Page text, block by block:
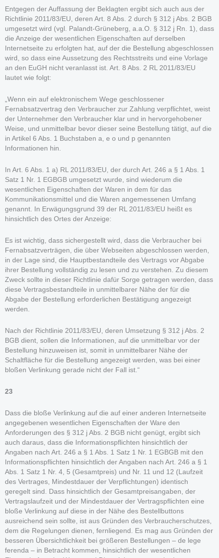
Entgegen der Auffassung der Beklagten ergibt sich auch aus der
Richtlinie 2011/83/EU, deren Art. 8 Abs. 2 durch § 312 j Abs. 2 BGB
umgesetzt wird (vgl. Palandt-Grüneberg, a.a.O. § 312 j Rn. 1), dass
die Anzeige der wesentlichen Eigenschaften auf derselben
Internetseite zu erfolgten hat, auf der die Bestellung abgeschlossen
wird, so dass eine Aussetzung des Rechtsstreits und eine Vorlage
an den EuGH nicht veranlasst ist. Art. 8 Abs. 2 RL 2011/83/EU
lautet wie folgt:
„Wenn ein auf elektronischem Wege geschlossener
Fernabsatzvertrag den Verbraucher zur Zahlung verpflichtet, weist
der Unternehmer den Verbraucher klar und in hervorgehobener
Weise, und unmittelbar bevor dieser seine Bestellung tätigt, auf die
in Artikel 6 Abs. 1 Buchstaben a, e o und p genannten
Informationen hin.
In Art. 6 Abs. 1 a) RL 2011/83/EU, der durch Art. 246 a § 1 Abs. 1
Satz 1 Nr. 1 EGBGB umgesetzt wurde, sind wiederum die
wesentlichen Eigenschaften der Waren in dem für das
Kommunikationsmittel und die Waren angemessenen Umfang
genannt. In Erwägungsgrund 39 der RL 2011/83/EU heißt es
hinsichtlich des Ortes der Anzeige:
Es ist wichtig, dass sichergestellt wird, dass die Verbraucher bei
Fernabsatzverträgen, die über Webseiten abgeschlossen werden,
in der Lage sind, die Hauptbestandteile des Vertrags vor Abgabe
ihrer Bestellung vollständig zu lesen und zu verstehen. Zu diesem
Zweck sollte in dieser Richtlinie dafür Sorge getragen werden, dass
diese Vertragsbestandteile in unmittelbarer Nähe der für die
Abgabe der Bestellung erforderlichen Bestätigung angezeigt
werden.
Nach der Richtlinie 2011/83/EU, deren Umsetzung § 312 j Abs. 2
BGB dient, sollen die Informationen, auf die unmittelbar vor der
Bestellung hinzuweisen ist, somit in unmittelbarer Nähe der
Schaltfläche für die Bestellung angezeigt werden, was bei einer
bloßen Verlinkung gerade nicht der Fall ist.“
23
Dass die bloße Verlinkung auf die auf einer anderen Internetseite
angegebenen wesentlichen Eigenschaften der Ware den
Anforderungen des § 312 j Abs. 2 BGB nicht genügt, ergibt sich
auch daraus, dass die Informationspflichten hinsichtlich der
Angaben nach Art. 246 a § 1 Abs. 1 Satz 1 Nr. 1 EGBGB mit den
Informationspflichten hinsichtlich der Angaben nach Art. 246 a § 1
Abs. 1 Satz 1 Nr. 4, 5 (Gesamtpreis) und Nr. 11 und 12 (Laufzeit
des Vertrages, Mindestdauer der Verpflichtungen) identisch
geregelt sind. Dass hinsichtlich der Gesamtpreisangaben, der
Vertragslaufzeit und der Mindestdauer der Vertragspflichten eine
bloße Verlinkung auf diese in der Nähe des Bestellbuttons
ausreichend sein sollte, ist aus Gründen des Verbraucherschutzes,
dem die Regelungen dienen, fernliegend. Es mag aus Gründen der
besseren Übersichtlichkeit bei größeren Bestellungen – de lege
ferenda – in Betracht kommen, hinsichtlich der wesentlichen